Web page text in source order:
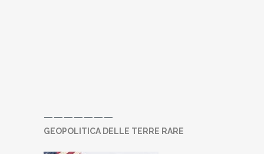
———————
GEOPOLITICA DELLE TERRE RARE